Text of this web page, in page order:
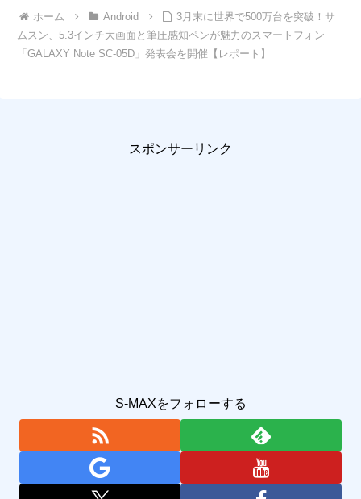
ホーム Android
3月末に世界で500万台を突破！サ
ムスン、5.3インチ大画面と筆圧感知ペンが魅力のスマートフォン
「GALAXY Note SC-05D」発表会を開催【レポート】
スポンサーリンク
S-MAXをフォローする